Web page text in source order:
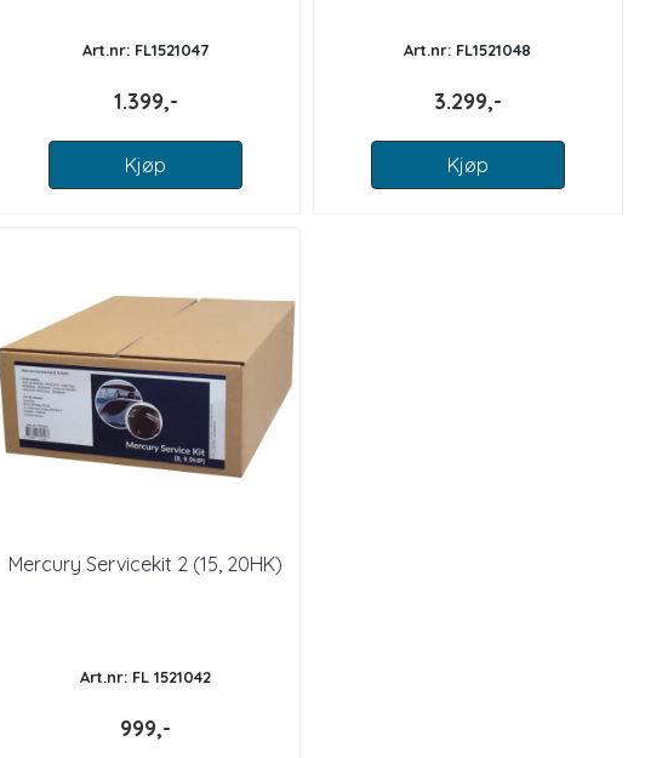
Art.nr: FL1521047
1.399,-
Kjøp
Art.nr: FL1521048
3.299,-
Kjøp
Mercury Servicekit 2 (15, 20HK)
Art.nr: FL 1521042
999,-